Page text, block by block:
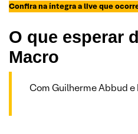
Confira na íntegra a live que
O que esperar
Macro
Com Guilherme Abbud e